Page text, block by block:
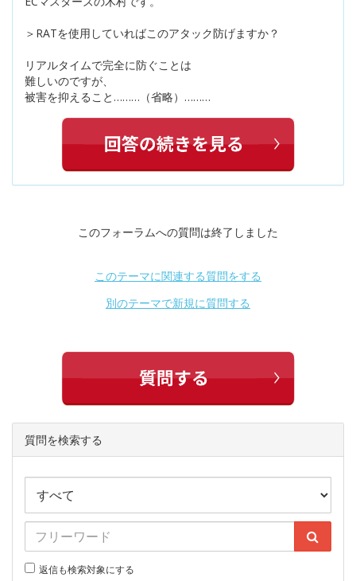
＞RATを使用していればこのアタック防げますか？
リアルタイムで完全に防ぐことは
難しいのですが、
被害を抑えること………（省略）………
このフォーラムへの質問は終了しました
このテーマに関連する質問をする
別のテーマで新規に質問する
質問を検索する
返信も検索対象にする